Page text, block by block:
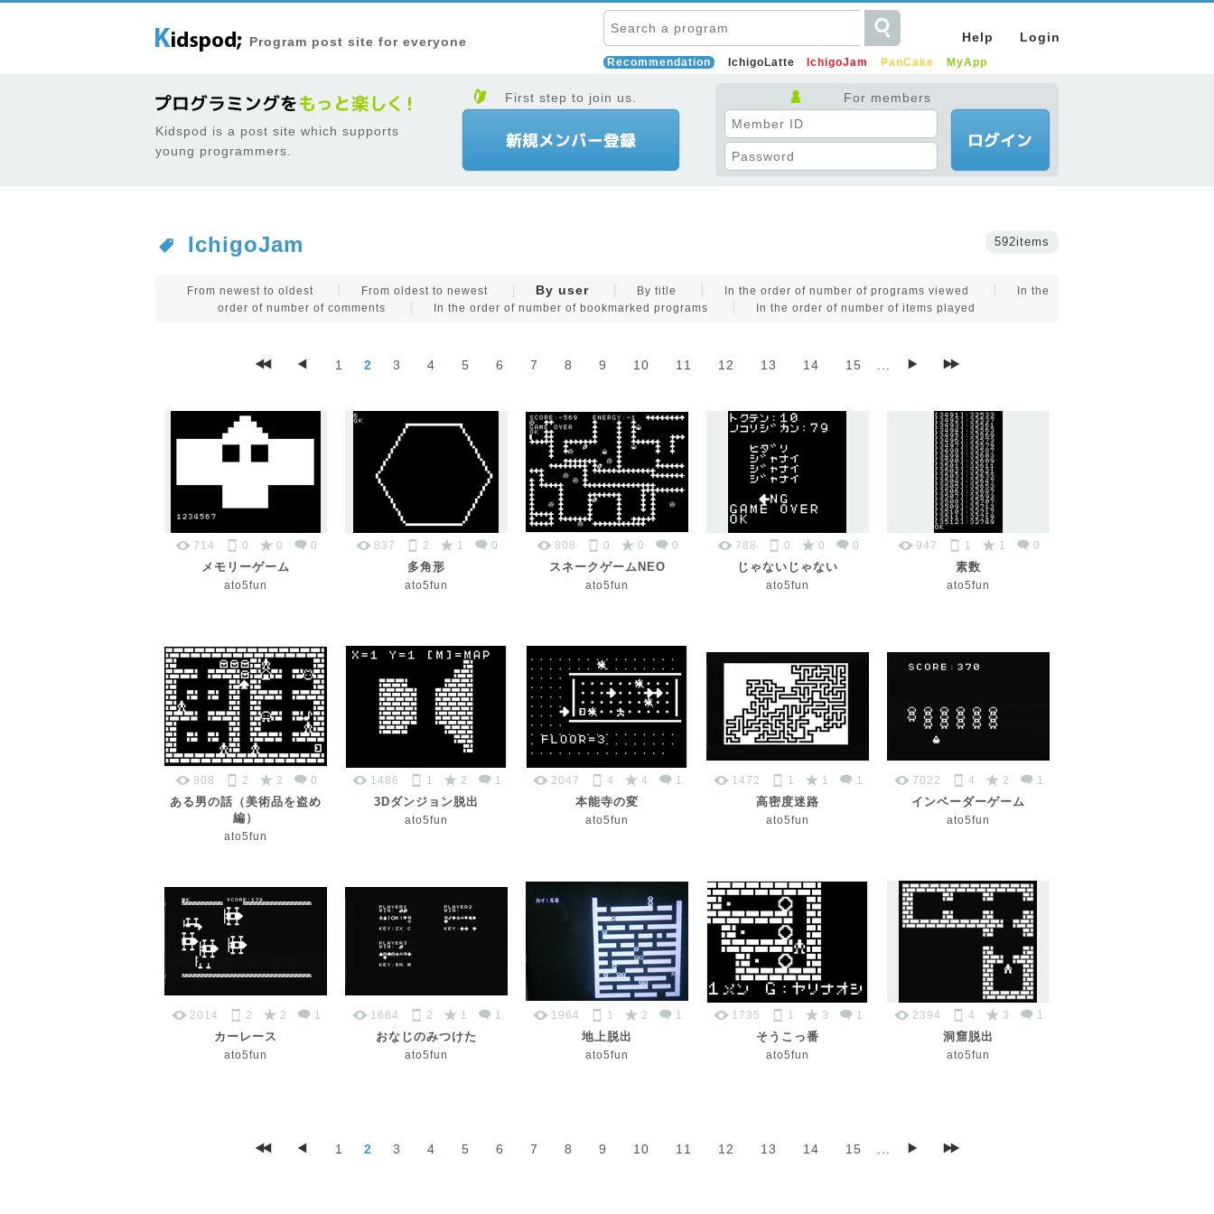
Program post site for everyone Help Login
Recommendation IchigoLatte IchigoJam PanCake MyApp
Kidspod is a post site which supports
young programmers.
First step to join us. For members
IchigoJam 592items
From newest to oldest From oldest to newest By user By title In the order of number of programs viewed
In the
order of number of comments
In the order of number of bookmarked programs In the order of number of items played
1 2 3 4 5 6 7 8 9 10 11 12 13 14 15
714 0 0 0
メモリーゲーム
ato5fun
837 2 1 0
多角形
ato5fun
808 0 0 0
スネークゲームNEO
ato5fun
788 0 0 0
じゃないじゃない
ato5fun
947 1 1 0
素数
ato5fun
908 2 2 0
ある男の話（美術品を盗め
編）
ato5fun
1486 1 2 1
3Dダンジョン脱出
ato5fun
2047 4 4 1
本能寺の変
ato5fun
1472 1 1 1
高密度迷路
ato5fun
7022 4 2 1
インベーダーゲーム
ato5fun
2014 2 2 1
カーレース
ato5fun
1684 2 1 1
おなじのみつけた
ato5fun
1964 1 2 1
地上脱出
ato5fun
1735 1 3 1
そうこっ番
ato5fun
2394 4 3 1
洞窟脱出
ato5fun
1 2 3 4 5 6 7 8 9 10 11 12 13 14 15